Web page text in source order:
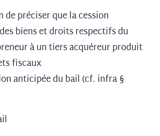
préciser que la cession
biens et droits respectifs du
à un tiers acquéreur produit
fiscaux
anticipée du bail (cf. infra §